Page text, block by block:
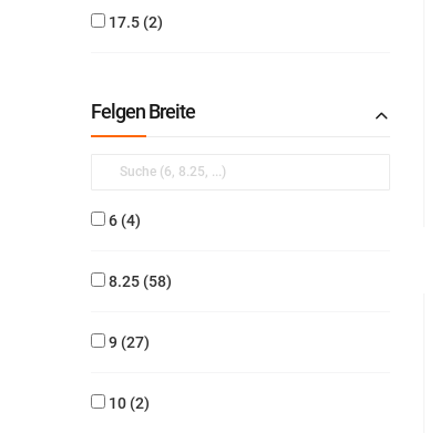
17.5 2
Felgen Breite
6 4
8.25 58
9 27
10 2